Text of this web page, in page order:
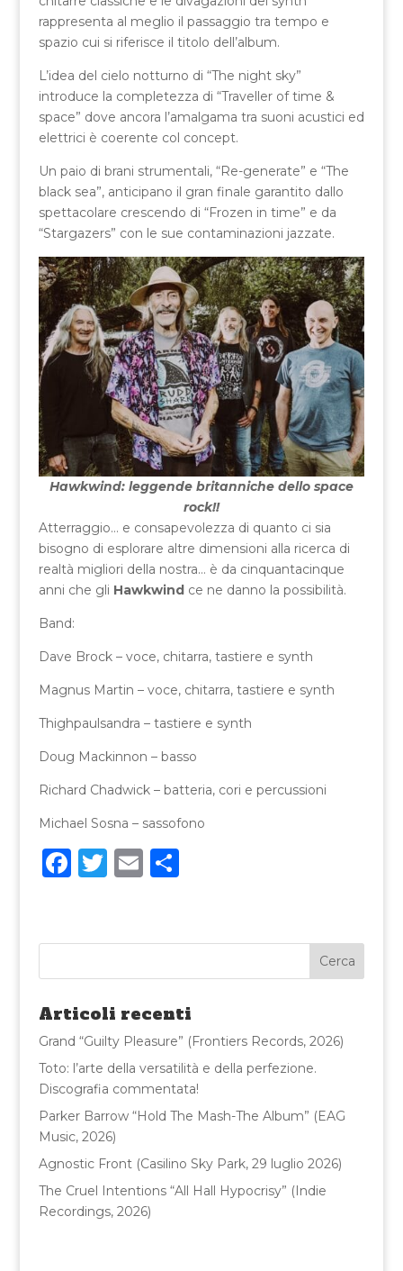
rappresenta al meglio il passaggio tra tempo e
spazio cui si riferisce il titolo dell’album.
L’idea del cielo notturno di “The night sky”
introduce la completezza di “Traveller of time &
space” dove ancora l’amalgama tra suoni acustici ed
elettrici è coerente col concept.
Un paio di brani strumentali, “Re-generate” e “The
black sea”, anticipano il gran finale garantito dallo
spettacolare crescendo di “Frozen in time” e da
“Stargazers” con le sue contaminazioni jazzate.
Hawkwind: leggende britanniche dello space
rock!!
Atterraggio… e consapevolezza di quanto ci sia
bisogno di esplorare altre dimensioni alla ricerca di
realtà migliori della nostra… è da cinquantacinque
anni che gli Hawkwindce ne danno la possibilità.
Band:
Dave Brock – voce, chitarra, tastiere e synth
Magnus Martin – voce, chitarra, tastiere e synth
Thighpaulsandra – tastiere e synth
Doug Mackinnon – basso
Richard Chadwick – batteria, cori e percussioni
Michael Sosna – sassofono
F
e
b
o
o
k
T
te
r
E
l
C
di
vi
di
Articoli recenti
Grand “Guilty Pleasure” (Frontiers Records, 2026)
Toto: l’arte della versatilità e della perfezione.
Discografia commentata!
Parker Barrow “Hold The Mash-The Album” (EAG
Music, 2026)
Agnostic Front (Casilino Sky Park, 29 luglio 2026)
The Cruel Intentions “All Hall Hypocrisy” (Indie
Recordings, 2026)